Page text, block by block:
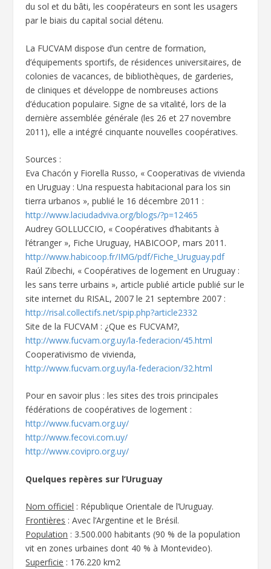
du sol et du bâti, les coopérateurs en sont les usagers
par le biais du capital social détenu.
La FUCVAM dispose d’un centre de formation,
d’équipements sportifs, de résidences universitaires, de
colonies de vacances, de bibliothèques, de garderies,
de cliniques et développe de nombreuses actions
d’éducation populaire. Signe de sa vitalité, lors de la
dernière assemblée générale (les 26 et 27 novembre
2011), elle a intégré cinquante nouvelles coopératives.
Sources :
Eva Chacón y Fiorella Russo, « Cooperativas de vivienda
en Uruguay : Una respuesta habitacional para los sin
tierra urbanos », publié le 16 décembre 2011 :
http://www.laciudadviva.org/blogs/?p=12465
Audrey GOLLUCCIO, « Coopératives d’habitants à
l’étranger », Fiche Uruguay, HABICOOP, mars 2011.
http://www.habicoop.fr/IMG/pdf/Fiche_Uruguay.pdf
Raúl Zibechi, « Coopératives de logement en Uruguay :
les sans terre urbains », article publié article publié sur le
site internet du RISAL, 2007 le 21 septembre 2007 :
http://risal.collectifs.net/spip.php?article2332
Site de la FUCVAM : ¿Que es FUCVAM?,
http://www.fucvam.org.uy/la-federacion/45.html
Cooperativismo de vivienda,
http://www.fucvam.org.uy/la-federacion/32.html
Pour en savoir plus : les sites des trois principales
fédérations de coopératives de logement :
http://www.fucvam.org.uy/
http://www.fecovi.com.uy/
http://www.covipro.org.uy/
Quelques repères sur l’Uruguay
Nom officiel : République Orientale de l’Uruguay.
Frontières : Avec l’Argentine et le Brésil.
Population : 3.500.000 habitants (90 % de la population
vit en zones urbaines dont 40 % à Montevideo).
Superficie : 176.220 km2